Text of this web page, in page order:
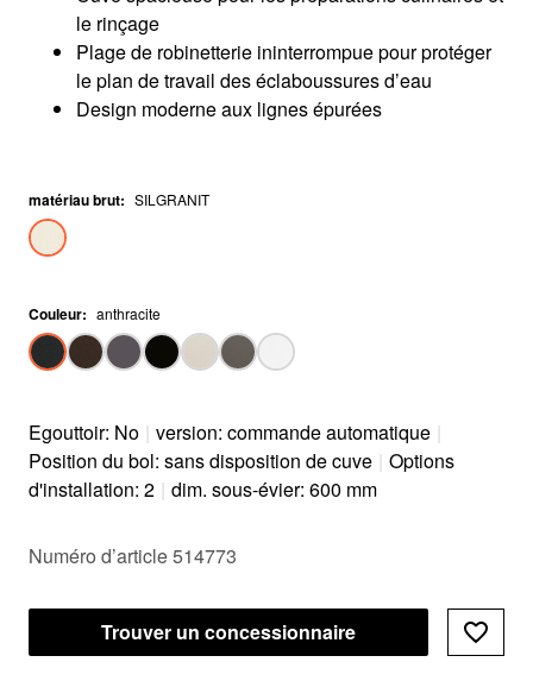
le rinçage
Plage de robinetterie ininterrompue pour protéger
le plan de travail des éclaboussures d’eau
Design moderne aux lignes épurées
matériau brut: SILGRANIT
Couleur: anthracite
Egouttoir: No | version: commande automatique |
Position du bol: sans disposition de cuve | Options
d'installation: 2 | dim. sous-évier: 600 mm
Numéro d’article 514773
Trouver un concessionnaire